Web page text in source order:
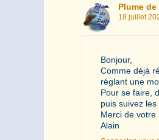
Plume de
18 juillet
Bonjour,
Comme déjà
réglant une
Pour se faire,
puis suivez les
Merci de votre
Alain